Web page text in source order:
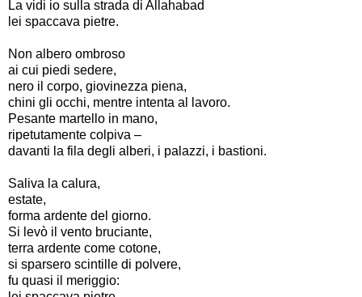
La vidi io sulla strada di Allahabad
lei spaccava pietre.
Non albero ombroso
ai cui piedi sedere,
nero il corpo, giovinezza piena,
chini gli occhi, mentre intenta al lavoro.
Pesante martello in mano,
ripetutamente colpiva –
davanti la fila degli alberi, i palazzi, i bastioni.
Saliva la calura,
estate,
forma ardente del giorno.
Si levò il vento bruciante,
terra ardente come cotone,
si sparsero scintille di polvere,
fu quasi il meriggio: